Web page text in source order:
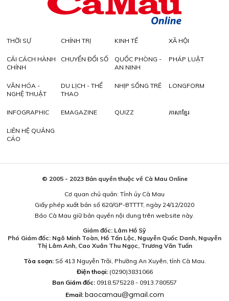
THỜI SỰ CHÍNH TRỊ KINH TẾ XÃ HỘI
CẢI CÁCH HÀNH
CHÍNH
CHUYỂN ĐỔI SỐ
QUỐC PHÒNG -
AN NINH
PHÁP LUẬT
VĂN HÓA -
NGHỆ THUẬT
DU LỊCH - THỂ
THAO
NHỊP SỐNG TRẺ LONGFORM
INFOGRAPHIC EMAGAZINE QUIZZ ភាសាខ្មែរ
LIÊN HỆ QUẢNG
CÁO
© 2005 - 2023 Bản quyền thuộc về Cà Mau Online
Cơ quan chủ quản: Tỉnh ủy Cà Mau
Giấy phép xuất bản số 620/GP-BTTTT, ngày 24/12/2020
Báo Cà Mau giữ bản quyền nội dung trên website này.
Giám đốc: Lâm Hồ Sỹ
Phó Giám đốc: Ngô Minh Toàn, Hồ Tấn Lộc, Nguyễn Quốc Danh, Nguyễn
Thị Lâm Anh, Cao Xuân Thu Ngọc, Trương Văn Tuấn
Tòa soạn:Số 413 Nguyễn Trãi, Phường An Xuyên, tỉnh Cà Mau.
Điện thoại: (0290)3831066
Ban Giám đốc: 0918.575228 - 0913.780557
Email: baocamau@gmail.com